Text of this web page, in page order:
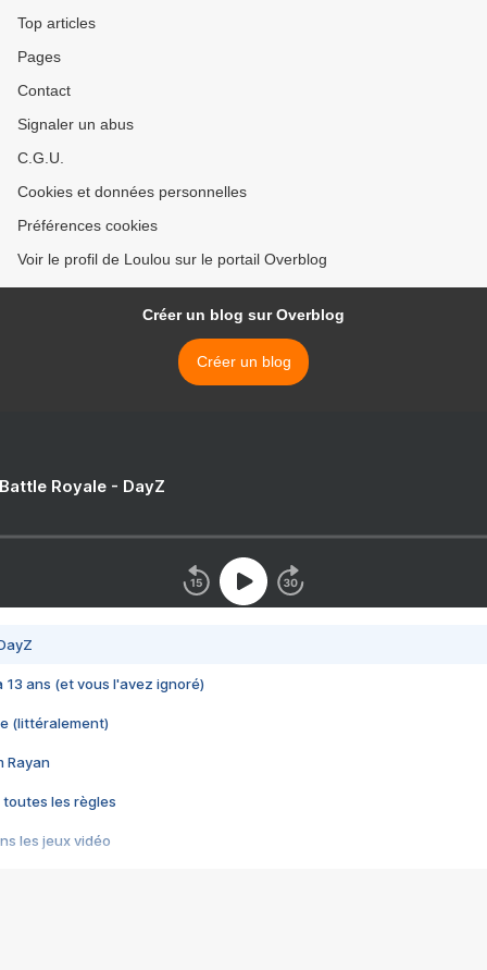
Top articles
Pages
Contact
Signaler un abus
C.G.U.
Cookies et données personnelles
Préférences cookies
Voir le profil de Loulou sur le portail Overblog
Créer un blog sur Overblog
Créer un blog
Royale - DayZ
13 ans (et vous l'avez ignoré)
(littéralement)
Rayan
toutes les règles
les jeux vidéo